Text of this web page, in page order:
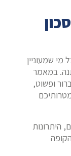
מי שמעוניין
במאמר
ופשוט,
היתרונות